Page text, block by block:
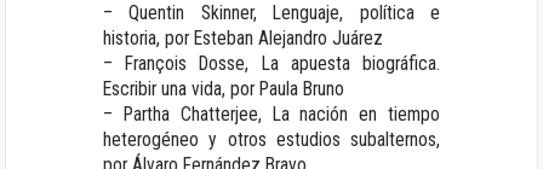
– Quentin Skinner, Lenguaje, política e
historia, por Esteban Alejandro Juárez
– François Dosse, La apuesta biográfica.
Escribir una vida, por Paula Bruno
– Partha Chatterjee, La nación en tiempo
heterogéneo y otros estudios subalternos,